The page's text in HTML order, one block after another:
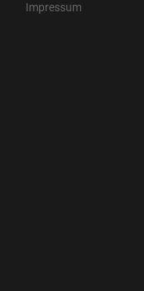
Impressum